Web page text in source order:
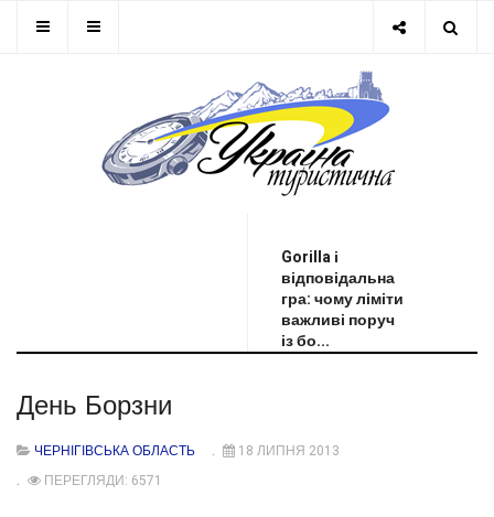
Gorilla і
відповідальна
гра: чому ліміти
важливі поруч
із бо...
День Борзни
ЧЕРНІГІВСЬКА ОБЛАСТЬ
18 ЛИПНЯ 2013
ПЕРЕГЛЯДИ: 6571